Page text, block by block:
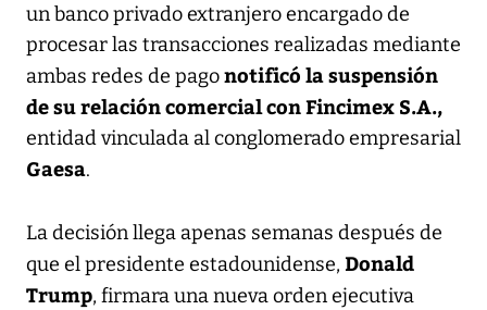
un banco privado extranjero encargado de
procesar las transacciones realizadas mediante
ambas redes de pagonotificó la suspensión
de su relación comercial con Fincimex S.A.,
entidad vinculada al conglomerado empresarial
Gaesa.
La decisión llega apenas semanas después de
que el presidente estadounidense, Donald
Trump, firmara una nueva orden ejecutiva